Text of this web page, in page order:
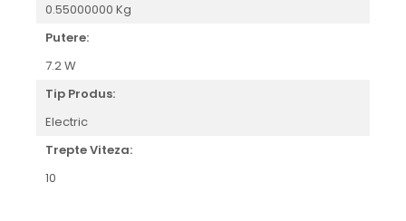
0.55000000 Kg
Putere:
7.2 W
Tip Produs:
Electric
Trepte Viteza:
10